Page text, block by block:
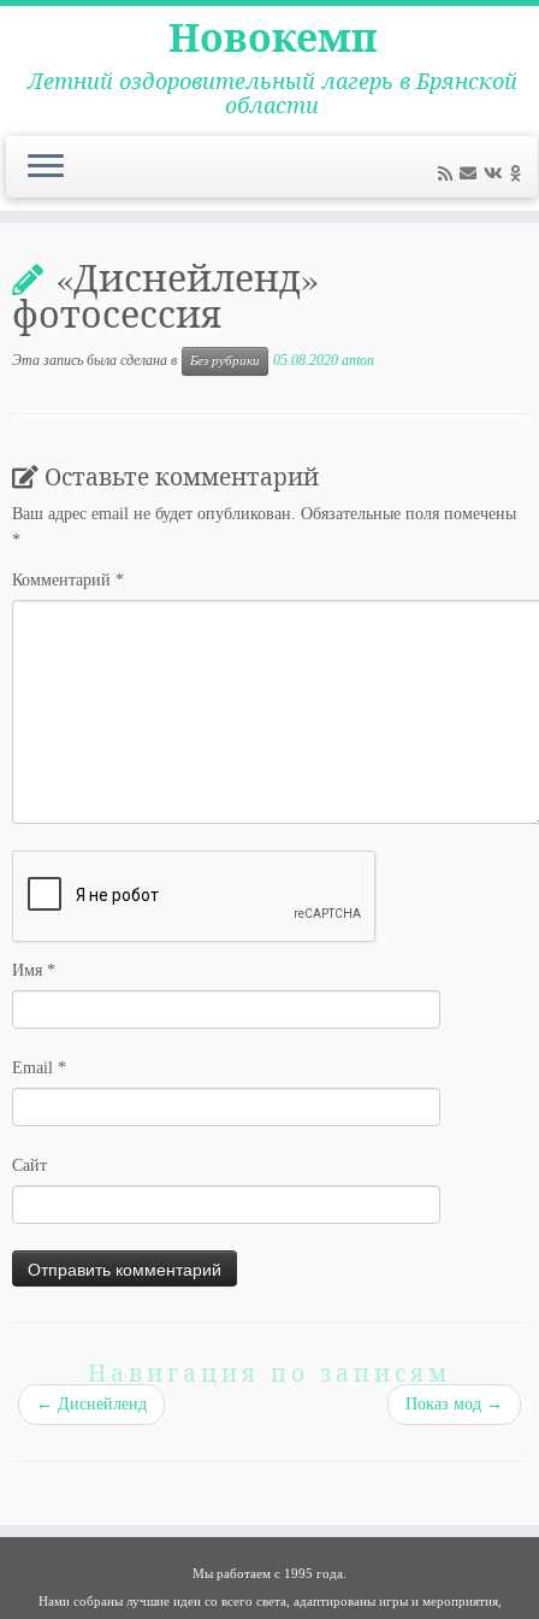
содержимому
Новокемп
Летний оздоровительный лагерь в Брянской
области
«Диснейленд»
фотосессия
Эта запись была сделана в Без рубрики 05.08.2020 anton
Оставьте комментарий
Ваш адрес email не будет опубликован. Обязательные поля помечены
*
Комментарий *
Имя *
Email *
Сайт
Навигация по записям
← Диснейленд Показ мод →
Мы работаем с 1995 года.
Нами собраны лучшие идеи со всего света, адаптированы игры и мероприятия,